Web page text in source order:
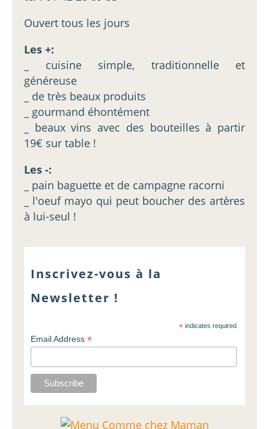
Ouvert tous les jours
Les +:
_ cuisine simple, traditionnelle et
généreuse
_ de très beaux produits
_ gourmand éhontément
_ beaux vins avec des bouteilles à partir
19€ sur table !
Les -:
_ pain baguette et de campagne racorni
_ l'oeuf mayo qui peut boucher des artères
à lui-seul !
Inscrivez-vous à la
Newsletter !
*indicates required
Email Address*